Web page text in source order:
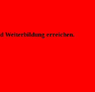
Weiterbildung erreichen.